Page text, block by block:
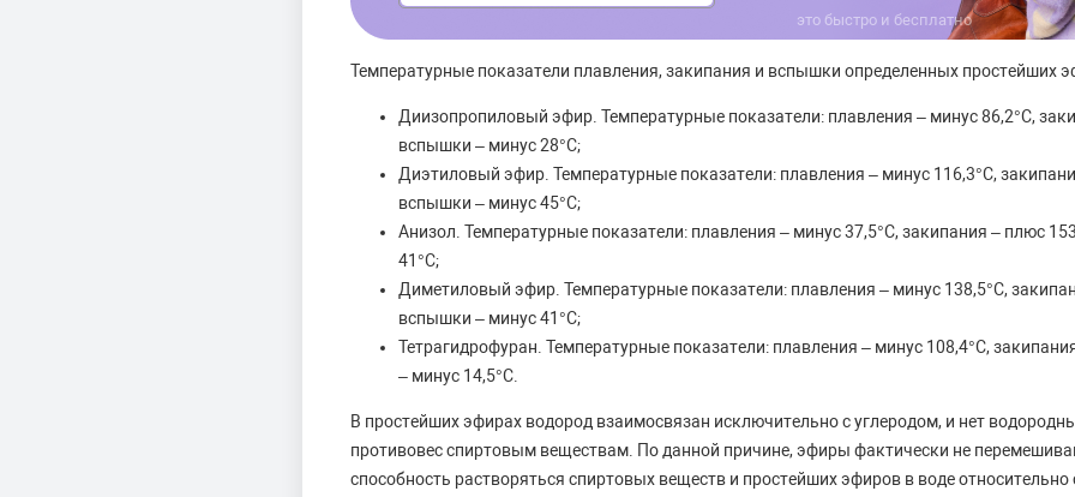
это быстро и бесплатно
Температурные показатели плавления, закипания и вспышки определенных простейших
Диизопропиловый эфир. Температурные показатели: плавления – минус 86,2°С,
вспышки – минус 28°С;
Диэтиловый эфир. Температурные показатели: плавления – минус 116,3°С,
вспышки – минус 45°С;
Анизол. Температурные показатели: плавления – минус 37,5°С, закипания – плюс
41°С;
Диметиловый эфир. Температурные показатели: плавления – минус 138,5°С,
вспышки – минус 41°С;
Тетрагидрофуран. Температурные показатели: плавления – минус 108,4°С,
– минус 14,5°С.
В простейших эфирах водород взаимосвязан исключительно с углеродом, и нет
противовес спиртовым веществам. По данной причине, эфиры фактически не
способность растворяться спиртовых веществ и простейших эфиров в воде